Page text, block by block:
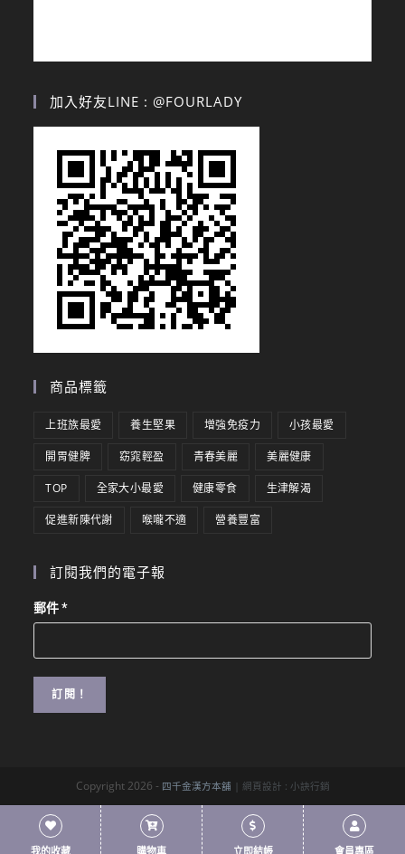
加入好友LINE : @FOURLADY
商品標籤
上班族最愛 養生堅果 增強免疫力 小孩最愛
開胃健脾 窈窕輕盈 青春美麗 美麗健康
TOP 全家大小最愛 健康零食 生津解渴
促進新陳代謝 喉嚨不適 營養豐富
訂閱我們的電子報
郵件*
Copyright 2026 - 四千金漢方本舖 | 網頁設計 : 小訣行銷